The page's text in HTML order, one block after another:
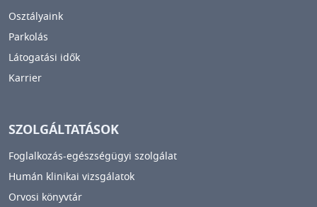
Osztályaink
Parkolás
Látogatási idők
Karrier
SZOLGÁLTATÁSOK
Foglalkozás-egészségügyi szolgálat
Humán klinikai vizsgálatok
Orvosi könyvtár